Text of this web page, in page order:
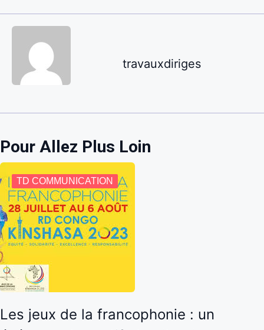
travauxdiriges
Pour Allez Plus Loin
TD COMMUNICATION
Les jeux de la francophonie : un